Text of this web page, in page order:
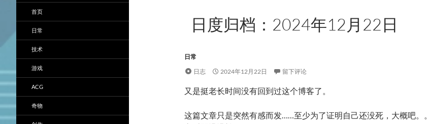
日度归档：2024年12月22日
日常
日志
2024年12月22日 留下评论
又是挺老长时间没有回到过这个博客了。
这篇文章只是突然有感而发……至少为了证明自己还没死，大概吧。。
首页
日常
技术
游戏
ACG
奇物